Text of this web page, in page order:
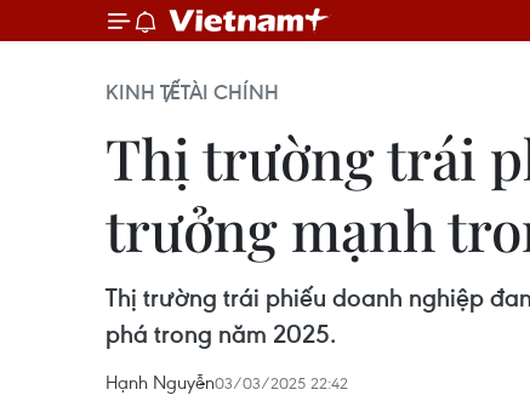
KINH TẾTÀI CHÍNH
Thị trường trái
trưởng mạnh
Thị trường trái phiếu doanh nghiệp
phá trong năm 2025.
Hạnh Nguyễn03/03/2025 22:42